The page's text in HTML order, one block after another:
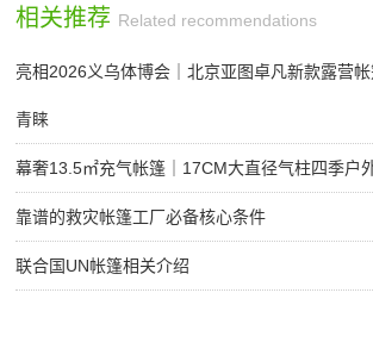
相关推荐 Related recommendations
亮相2026义乌体博会｜北京亚图卓凡新款露营
青睐
幕奢13.5㎡充气帐篷｜17CM大直径气柱四季户
靠谱的救灾帐篷工厂必备核心条件
联合国UN帐篷相关介绍